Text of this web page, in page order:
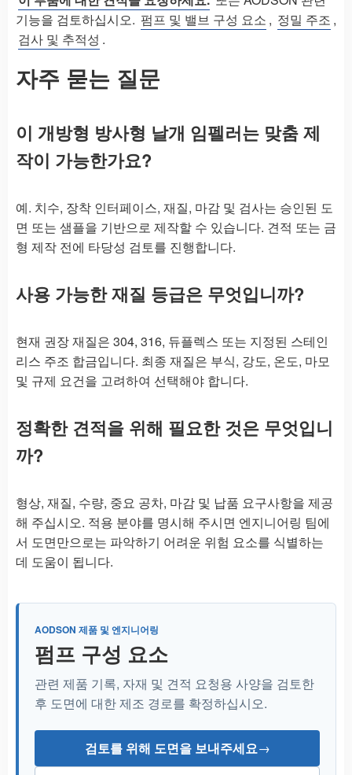
기능을 검토하십시오. 펌프 및 밸브 구성 요소 , 정밀 주조 ,
검사 및 추적성 .
자주 묻는 질문
이 개방형 방사형 날개 임펠러는 맞춤 제
작이 가능한가요?
예. 치수, 장착 인터페이스, 재질, 마감 및 검사는 승인된 도
면 또는 샘플을 기반으로 제작할 수 있습니다. 견적 또는 금
형 제작 전에 타당성 검토를 진행합니다.
사용 가능한 재질 등급은 무엇입니까?
현재 권장 재질은 304, 316, 듀플렉스 또는 지정된 스테인
리스 주조 합금입니다. 최종 재질은 부식, 강도, 온도, 마모
및 규제 요건을 고려하여 선택해야 합니다.
정확한 견적을 위해 필요한 것은 무엇입니
까?
형상, 재질, 수량, 중요 공차, 마감 및 납품 요구사항을 제공
해 주십시오. 적용 분야를 명시해 주시면 엔지니어링 팀에
서 도면만으로는 파악하기 어려운 위험 요소를 식별하는
데 도움이 됩니다.
AODSON 제품 및 엔지니어링
펌프 구성 요소
관련 제품 기록, 자재 및 견적 요청용 사양을 검토한
후 도면에 대한 제조 경로를 확정하십시오.
검토를 위해 도면을 보내주세요→